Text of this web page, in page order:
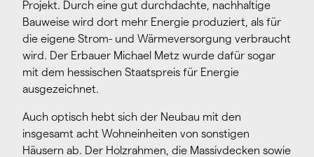
Projekt. Durch eine gut durchdachte, nachhaltige
Bauweise wird dort mehr Energie produziert, als für
die eigene Strom- und Wärmeversorgung verbraucht
wird. Der Erbauer Michael Metz wurde dafür sogar
mit dem hessischen Staatspreis für Energie
ausgezeichnet.
Auch optisch hebt sich der Neubau mit den
insgesamt acht Wohneinheiten von sonstigen
Häusern ab. Der Holzrahmen, die Massivdecken sowie